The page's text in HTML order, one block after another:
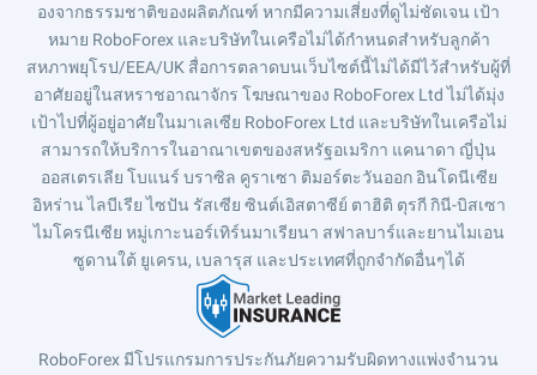
องจากธรรมชาติของผลิตภัณฑ์ หากมีความเสี่ยงที่ดูไม่ชัดเจน เป้า
หมาย RoboForex และบริษัทในเครือไม่ได้กำหนดสำหรับลูกค้า
สหภาพยุโรป/EEA/UK สื่อการตลาดบนเว็บไซต์นี้ไม่ได้มีไว้สำหรับผู้ที่
อาศัยอยู่ในสหราชอาณาจักร โฆษณาของ RoboForex Ltd ไม่ได้มุ่ง
เป้าไปที่ผู้อยู่อาศัยในมาเลเซีย RoboForex Ltd และบริษัทในเครือไม่
สามารถให้บริการในอาณาเขตของสหรัฐอเมริกา แคนาดา ญี่ปุ่น
ออสเตรเลีย โบแนร์ บราซิล คูราเซา ติมอร์ตะวันออก อินโดนีเซีย
อิหร่าน ไลบีเรีย ไซปัน รัสเซีย ซินต์เอิสตาซีย์ ตาฮิติ ตุรกี กินี-บิสเซา
ไมโครนีเซีย หมู่เกาะนอร์เทิร์นมาเรียนา สฟาลบาร์และยานไมเอน
ซูดานใต้ ยูเครน, เบลารุส และประเทศที่ถูกจำกัดอื่นๆได้
RoboForex มีโปรแกรมการประกันภัยความรับผิดทางแพ่งจำนวน